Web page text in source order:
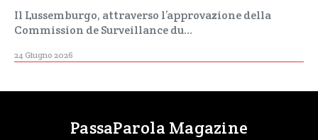
Il Lussemburgo, attraverso l’approvazione della
Commission de Surveillance du…
24 Giugno 2026
PassaParola Magazine